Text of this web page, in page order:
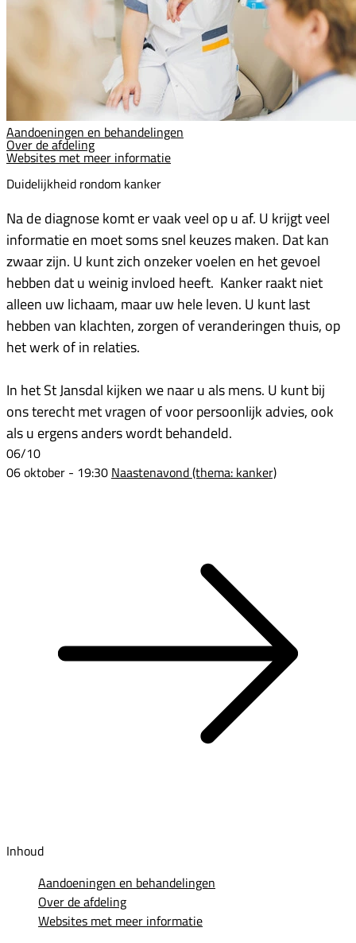
Aandoeningen en behandelingen
Over de afdeling
Websites met meer informatie
Duidelijkheid rondom kanker
Na de diagnose komt er vaak veel op u af. U krijgt veel
informatie en moet soms snel keuzes maken. Dat kan
zwaar zijn. U kunt zich onzeker voelen en het gevoel
hebben dat u weinig invloed heeft. Kanker raakt niet
alleen uw lichaam, maar uw hele leven. U kunt last
hebben van klachten, zorgen of veranderingen thuis, op
het werk of in relaties.
In het St Jansdal kijken we naar u als mens. U kunt bij
ons terecht met vragen of voor persoonlijk advies, ook
als u ergens anders wordt behandeld.
06/10
06 oktober - 19:30 Naastenavond (thema: kanker)
Inhoud
Aandoeningen en behandelingen
Over de afdeling
Websites met meer informatie